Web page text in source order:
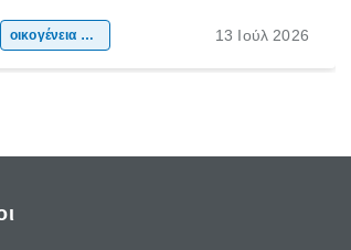
της προσωπικότητας, της κοινωνικότητας
οικογένεια & παιδί 13 Ιούλ 2026